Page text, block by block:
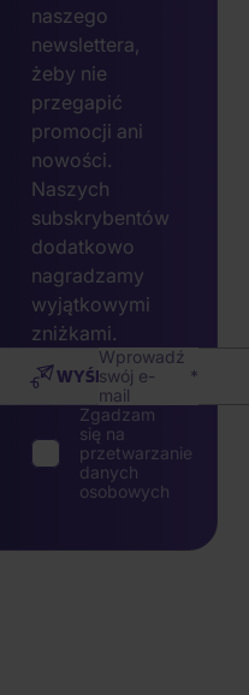
naszego
newslettera,
żeby nie
przegapić
promocji ani
nowości.
Naszych
subskrybentów
dodatkowo
nagradzamy
wyjątkowymi
zniżkami.
Wprowadź
swój e-
mail
WYŚLIJ
Zgadzam
się na
przetwarzanie
danych
osobowych